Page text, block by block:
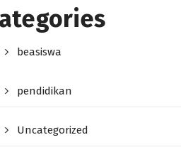
beasiswa
pendidikan
Uncategorized